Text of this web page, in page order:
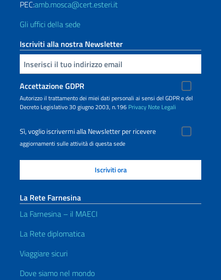
PEC:amb.mosca@cert.esteri.it
Gli uffici della sede
Iscriviti alla nostra Newsletter
Inserisci la tua email
Accettazione GDPR
Autorizzo il trattamento dei miei dati personali ai sensi del GDPR e del
Decreto Legislativo 30 giugno 2003, n.196 Privacy Note Legali
Sì, voglio iscrivermi alla Newsletter per ricevere
aggiornamenti sulle attività di questa sede
La Rete Farnesina
La Farnesina – il MAECI
La Rete diplomatica
Viaggiare sicuri
Dove siamo nel mondo